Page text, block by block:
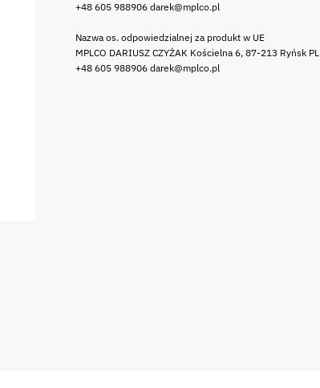
+48 605 988906 darek@mplco.pl
Nazwa os. odpowiedzialnej za produkt w UE
MPLCO DARIUSZ CZYŻAK Kościelna 6, 87-213 Ryńsk PL
+48 605 988906 darek@mplco.pl